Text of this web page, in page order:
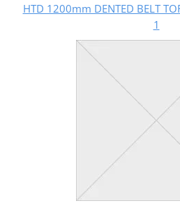
HTD 1200mm DENTED BELT
1